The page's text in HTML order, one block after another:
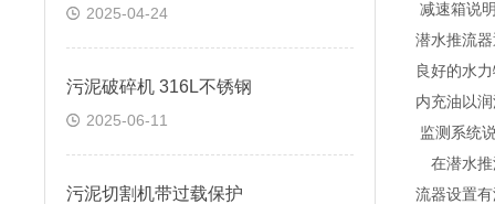
2025-04-24
污泥破碎机 316L不锈钢
2025-06-11
污泥切割机带过载保护
减速箱说
潜水推流
良好的水
内充油以
监测系统
在潜水
流器设置